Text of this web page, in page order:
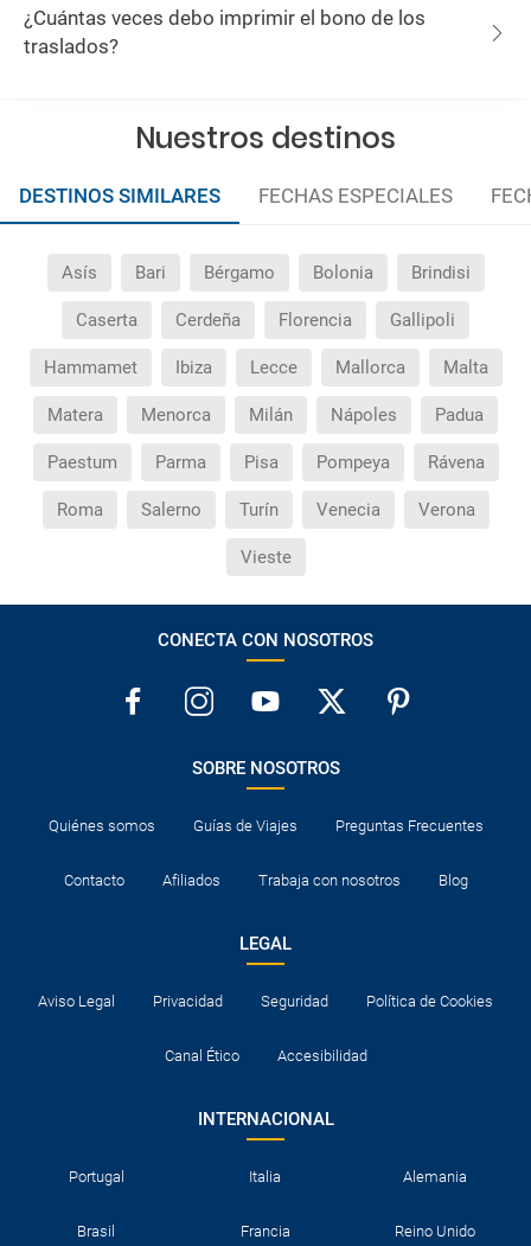
¿Cuántas veces debo imprimir el bono de los
traslados?
Nuestros destinos
DESTINOS SIMILARES FECHAS ESPECIALES
Asís Bari Bérgamo Bolonia Brindisi
Caserta Cerdeña Florencia Gallipoli
Hammamet Ibiza Lecce Mallorca Malta
Matera Menorca Milán Nápoles Padua
Paestum Parma Pisa Pompeya Rávena
Roma Salerno Turín Venecia Verona
Vieste
CONECTA CON NOSOTROS
SOBRE NOSOTROS
Quiénes somos Guías de Viajes Preguntas Frecuentes
Contacto Afiliados Trabaja con nosotros Blog
LEGAL
Aviso Legal Privacidad Seguridad Política de Cookies
Canal Ético Accesibilidad
INTERNACIONAL
Portugal Italia Alemania
Brasil Francia Reino Unido